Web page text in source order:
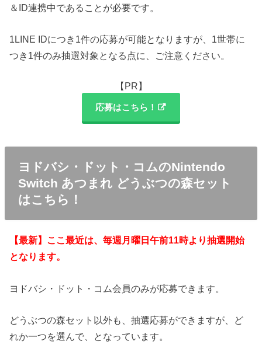
＆ID連携中であることが必要です。
1LINE IDにつき1件の応募が可能となりますが、1世帯に
つき1件のみ抽選対象となる点に、ご注意ください。
【PR】
応募はこちら！
ヨドバシ・ドット・コムのNintendo
Switch あつまれ どうぶつの森セット
はこちら！
【最新】ここ最近は、毎週月曜日午前11時より抽選開始
となります。
ヨドバシ・ドット・コム会員のみが応募できます。
どうぶつの森セット以外も、抽選応募ができますが、ど
れか一つを選んで、となっています。